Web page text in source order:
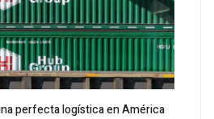
perfecta logística en América